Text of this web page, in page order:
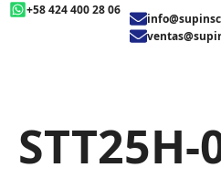
+58 424 400 28 06
STT25H-